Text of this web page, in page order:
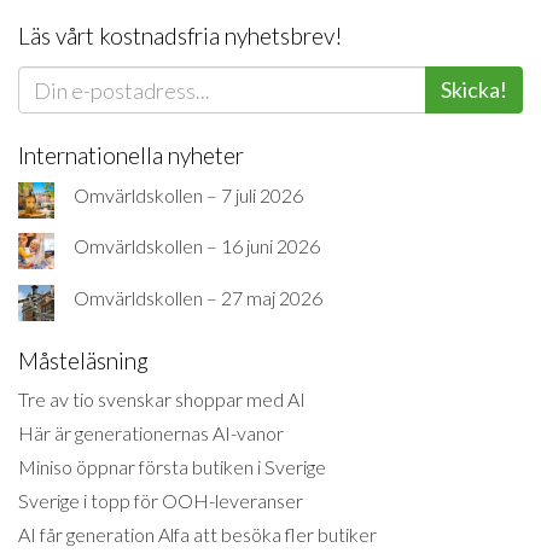
Läs vårt kostnadsfria nyhetsbrev!
Skicka!
Internationella nyheter
Omvärldskollen – 7 juli 2026
Omvärldskollen – 16 juni 2026
Omvärldskollen – 27 maj 2026
Måsteläsning
Tre av tio svenskar shoppar med AI
Här är generationernas AI-vanor
Miniso öppnar första butiken i Sverige
Sverige i topp för OOH-leveranser
AI får generation Alfa att besöka fler butiker